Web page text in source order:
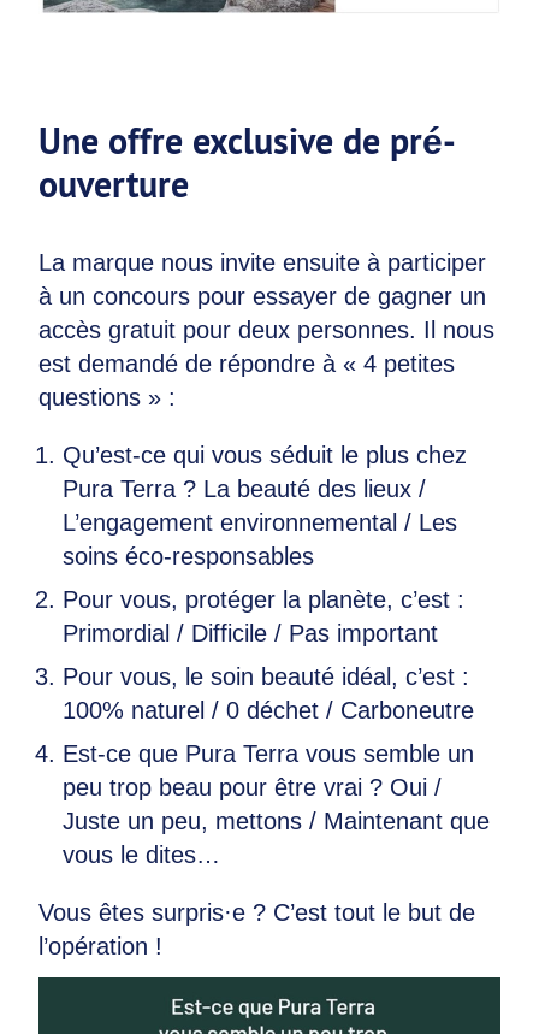
Une offre exclusive de pré-
ouverture
La marque nous invite ensuite à participer
à un concours pour essayer de gagner un
accès gratuit pour deux personnes. Il nous
est demandé de répondre à « 4 petites
questions » :
Qu’est-ce qui vous séduit le plus chez
Pura Terra ? La beauté des lieux /
L’engagement environnemental / Les
soins éco-responsables
Pour vous, protéger la planète, c’est :
Primordial / Difficile / Pas important
Pour vous, le soin beauté idéal, c’est :
100% naturel / 0 déchet / Carboneutre
Est-ce que Pura Terra vous semble un
peu trop beau pour être vrai ? Oui /
Juste un peu, mettons / Maintenant que
vous le dites…
Vous êtes surpris·e ? C’est tout le but de
l’opération !